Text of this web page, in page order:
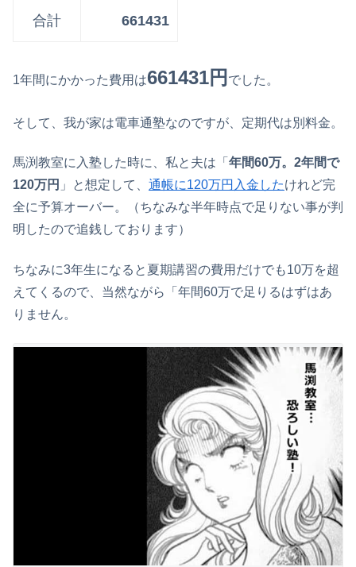
合計 661431
1年間にかかった費用は661431円 でした。
そして、我が家は電車通塾なのですが、定期代は別料金。
馬渕教室に入塾した時に、私と夫は「 年間60万。2年間で
120万円 」と想定して、 通帳に120万円入金したけれど完
全に予算オーバー。（ちなみな半年時点で足りない事が判
明したので追銭しております）
ちなみに3年生になると夏期講習の費用だけでも10万を超
えてくるので、当然ながら「年間60万で足りるはずはあ
りません。